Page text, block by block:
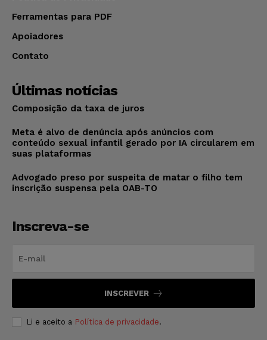
Ferramentas para PDF
Apoiadores
Contato
Últimas notícias
Composição da taxa de juros
Meta é alvo de denúncia após anúncios com
conteúdo sexual infantil gerado por IA circularem em
suas plataformas
Advogado preso por suspeita de matar o filho tem
inscrição suspensa pela OAB-TO
Inscreva-se
INSCREVER
Li e aceito a Política de privacidade.